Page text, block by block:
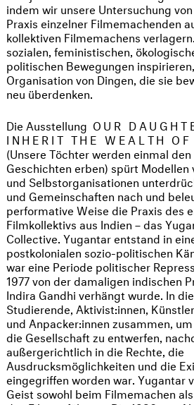
indem wir unsere Untersuchung
Praxis einzelner Filmemachenden
kollektiven Filmemachens
sozialen, feministischen,
politischen Bewegungen
Organisation von Dingen, die sie
neu überdenken.
Die Ausstellung OUR
INHERIT THE WEALTH
(Unsere Töchter werden einmal
Geschichten erben) spürt Modellen
und Selbstorganisationen
und Gemeinschaften nach und
performative Weise die Praxis des
Filmkollektivs aus Indien – das
Collective. Yugantar entstand in
postkolonialen sozio-politischen
war eine Periode politischer
1977 von der damaligen indischen
Indira Gandhi verhängt wurde. In
Studierende, Aktivist:innen,
und Anpacker:innen zusammen,
die Gesellschaft zu entwerfen,
außergerichtlich in die Rechte, die
Ausdrucksmöglichkeiten und die
eingegriffen worden war. Yugantar
Geist sowohl beim Filmemachen